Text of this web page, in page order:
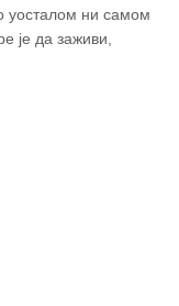
уосталом ни самом
је да заживи,